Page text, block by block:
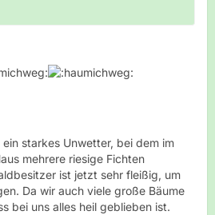
starkes Unwetter, bei dem im
mehrere riesige Fichten
ist jetzt sehr fleißig, um
Da wir auch viele große Bäume
bei uns alles heil geblieben ist.